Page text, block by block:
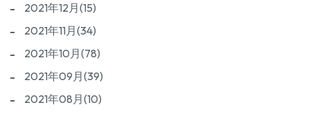
2021年12月(15)
2021年11月(34)
2021年10月(78)
2021年09月(39)
2021年08月(10)